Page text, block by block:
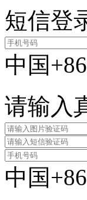
短信登
中国+86
请输入
中国+86